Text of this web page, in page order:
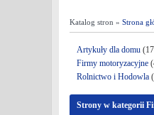
Katalog stron » Strona
Artykuły dla domu
Firmy motoryzacyjne
Rolnictwo i Hodowla
Strony w kategorii